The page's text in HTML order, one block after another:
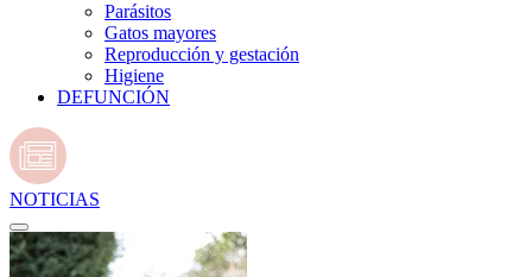
Parásitos
Gatos mayores
Reproducción y gestación
Higiene
DEFUNCIÓN
NOTICIAS